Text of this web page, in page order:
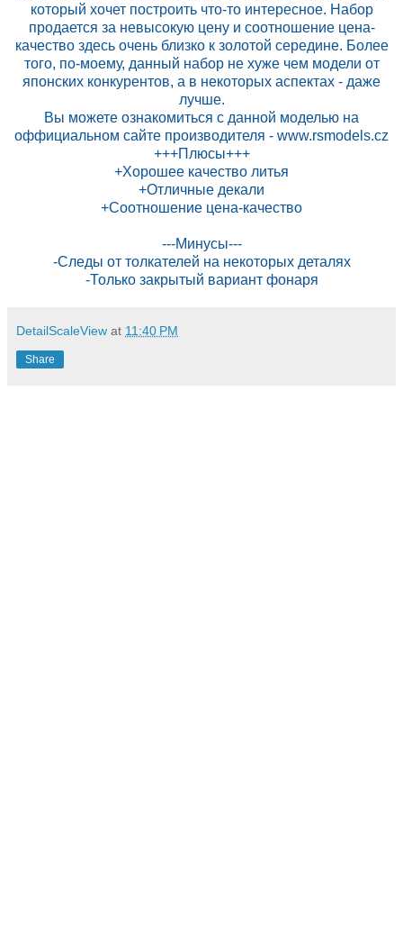
который хочет построить что-то интересное. Набор
продается за невысокую цену и соотношение цена-
качество здесь очень близко к золотой середине. Более
того, по-моему, данный набор не хуже чем модели от
японских конкурентов, а в некоторых аспектах - даже
лучше.
Вы можете ознакомиться с данной моделью на
оффициальном сайте производителя - www.rsmodels.cz
+++Плюсы+++
+Хорошее качество литья
+Отличные декали
+Соотношение цена-качество
---Минусы---
-Следы от толкателей на некоторых деталях
-Только закрытый вариант фонаря
DetailScaleView at 11:40 PM
Share